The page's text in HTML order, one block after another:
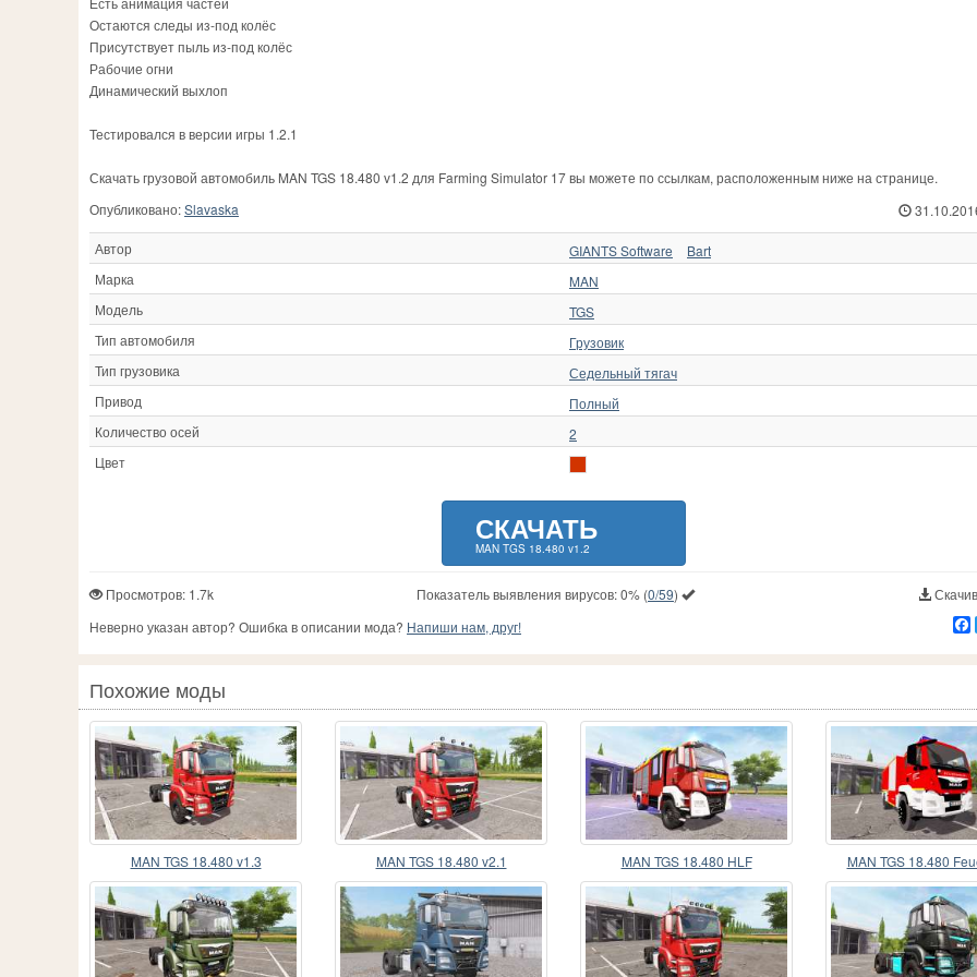
Остаются следы из-под колёс
Присутствует пыль из-под колёс
Рабочие огни
Динамический выхлоп
Тестировался в версии игры 1.2.1
Скачать грузовой автомобиль MAN TGS 18.480 v1.2 для Farming Simulator 17 вы можете по ссылкам, расположенным ниже на странице.
Опубликовано:Slavaska
Автор GIANTS Software
Bart
Марка
MAN
Модель
TGS
Тип автомобиля
Грузовик
Тип грузовика
Седельный тягач
Привод
Полный
Количество осей
2
Цвет
СКАЧАТЬ
MAN TGS 18.480 v1.2
Просмотров: 1.7k Показатель выявления вирусов:0%(0/59)
Неверно указан автор? Ошибка в описании мода? Напиши нам, друг!
Похожие моды
MAN TGS 18.480 v1.3 MAN TGS 18.480 v2.1 MAN TGS 18.480 HLF MAN TGS 18.480